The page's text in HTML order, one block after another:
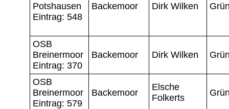
Potshausen
Eintrag: 548
Backemoor Dirk Wilken
OSB
Breinermoor
Eintrag: 370
Backemoor Dirk Wilken
OSB
Breinermoor
Eintrag: 579
Backemoor
Elsche
Folkerts